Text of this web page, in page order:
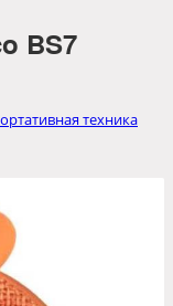
BS7
техника